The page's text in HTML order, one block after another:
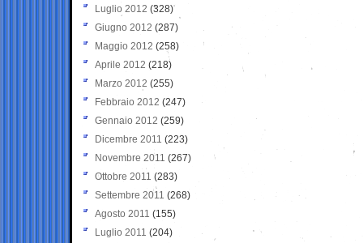
Luglio 2012 (328)
Giugno 2012 (287)
Maggio 2012 (258)
Aprile 2012 (218)
Marzo 2012 (255)
Febbraio 2012 (247)
Gennaio 2012 (259)
Dicembre 2011 (223)
Novembre 2011 (267)
Ottobre 2011 (283)
Settembre 2011 (268)
Agosto 2011 (155)
Luglio 2011 (204)